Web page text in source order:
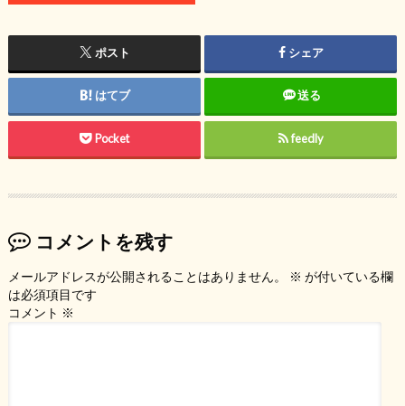
ポスト シェア
はてブ 送る
Pocket feedly
コメントを残す
メールアドレスが公開されることはありません。 ※ が付いている欄
は必須項目です
コメント ※